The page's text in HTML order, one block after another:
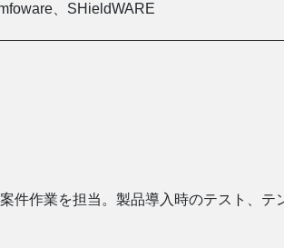
、 SHieldWARE
作業を担当。製品導入時のテスト、テ